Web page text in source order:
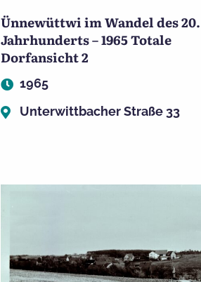
Ünnewüttwi im Wandel des 20.
Jahrhunderts – 1965 Totale
Dorfansicht 2
1965
Unterwittbacher Straße 33